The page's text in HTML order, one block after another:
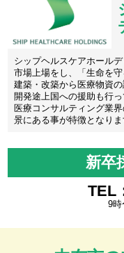
シップヘルスケアホール
市場上場をし、「生命を
建築・改築から医療物資
開発途上国への援助も行っ
医療コンサルティング業
景にある事が特徴となりま
新卒
TEL
9時